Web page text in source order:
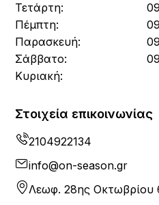
Τετάρτη:
Πέμπτη:
Παρασκευή:
Σάββατο:
Κυριακή:
Στοιχεία επικοινωνίας
2104922134
info@on-season.gr
Λεωφ. 28ης Οκτωβρίου